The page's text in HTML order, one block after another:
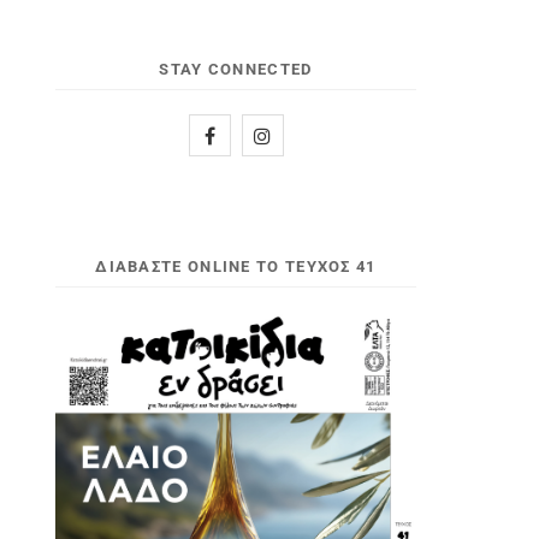
STAY CONNECTED
ΔΙΑΒΆΣΤΕ ONLINE ΤΟ ΤΕΎΧΟΣ 41